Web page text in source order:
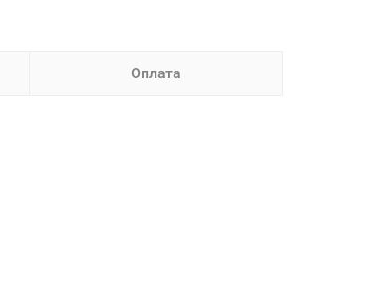
Оплата